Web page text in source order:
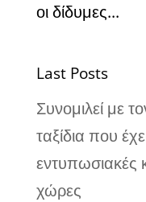
οι δίδυμες...
Last Posts
Συνομιλεί με
ταξίδια που
εντυπωσιακές
χώρες